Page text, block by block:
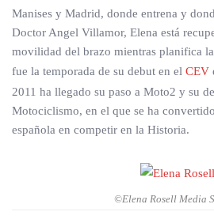
Manises y Madrid, donde entrena y
Doctor Angel Villamor, Elena está
movilidad del brazo mientras planifica
fue la temporada de su debut en el CEV
2011 ha llegado su paso a Moto2 y su
Motociclismo, en el que se ha
española en competir en la Historia.
©Elena Rosell Media